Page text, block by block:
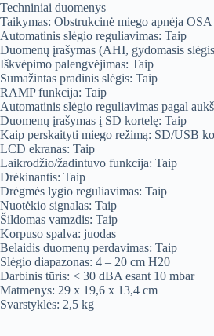
Techniniai duomenys
Taikymas: Obstrukcinė miego apnėja OSA
Automatinis slėgio reguliavimas: Taip
Duomenų įrašymas (AHI, gydomasis
Iškvėpimo palengvėjimas: Taip
Sumažintas pradinis slėgis: Taip
RAMP funkcija: Taip
Automatinis slėgio reguliavimas pagal
Duomenų įrašymas į SD kortelę: Taip
Kaip perskaityti miego režimą: SD/USB
LCD ekranas: Taip
Laikrodžio/žadintuvo funkcija: Taip
Drėkinantis: Taip
Drėgmės lygio reguliavimas: Taip
Nuotėkio signalas: Taip
Šildomas vamzdis: Taip
Korpuso spalva: juodas
Belaidis duomenų perdavimas: Taip
Slėgio diapazonas: 4 – 20 cm H20
Darbinis tūris: < 30 dBA esant 10 mbar
Matmenys: 29 x 19,6 x 13,4 cm
Svarstyklės: 2,5 kg